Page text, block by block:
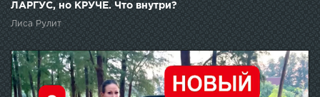
ЛАРГУС, но КРУЧЕ. Что внутри?
Лиса Рулит